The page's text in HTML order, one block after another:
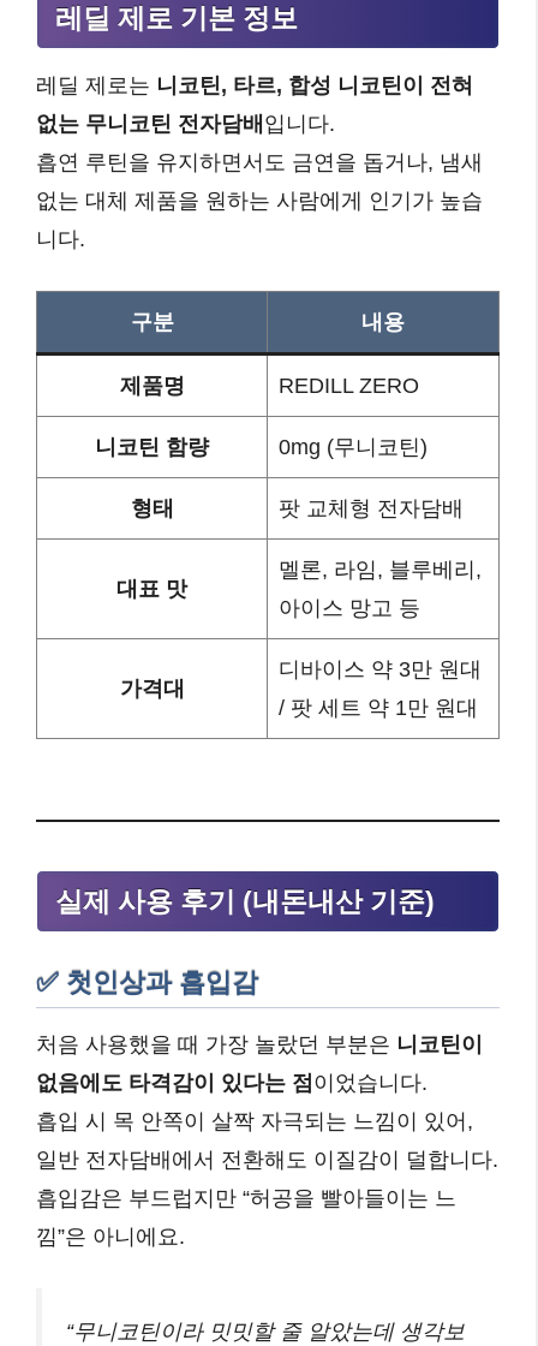
레딜 제로 기본 정보
레딜 제로는 니코틴, 타르, 합성 니코틴이 전혀
없는 무니코틴 전자담배 입니다.
흡연 루틴을 유지하면서도 금연을 돕거나, 냄새
없는 대체 제품을 원하는 사람에게 인기가 높습
니다.
구분 내용
제품명 REDILL ZERO
니코틴 함량 0mg (무니코틴)
형태 팟 교체형 전자담배
대표 맛
멜론, 라임, 블루베리,
아이스 망고 등
가격대
디바이스 약 3만 원대
/ 팟 세트 약 1만 원대
실제 사용 후기 (내돈내산 기준)
✅ 첫인상과 흡입감
처음 사용했을 때 가장 놀랐던 부분은 니코틴이
없음에도 타격감이 있다는 점 이었습니다.
흡입 시 목 안쪽이 살짝 자극되는 느낌이 있어,
일반 전자담배에서 전환해도 이질감이 덜합니다.
흡입감은 부드럽지만 “허공을 빨아들이는 느
낌”은 아니에요.
“무니코틴이라 밋밋할 줄 알았는데 생각보